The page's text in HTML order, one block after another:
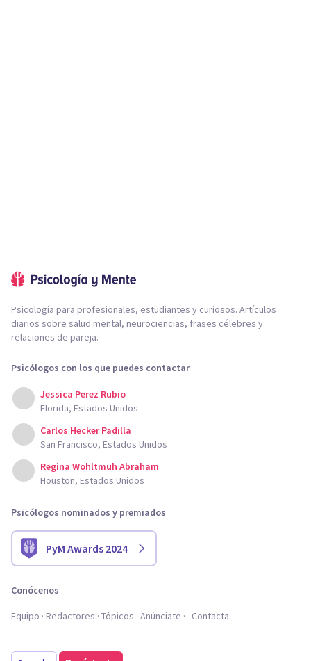
Psicología para profesionales, estudiantes y curiosos. Artículos
diarios sobre salud mental, neurociencias, frases célebres y
relaciones de pareja.
Psicólogos con los que puedes contactar
Jessica Perez Rubio
Florida, Estados Unidos
Carlos Hecker Padilla
San Francisco, Estados Unidos
Regina Wohltmuh Abraham
Houston, Estados Unidos
Psicólogos nominados y premiados
PyM Awards 2024
Conócenos
Equipo Redactores Tópicos Anúnciate Contacta